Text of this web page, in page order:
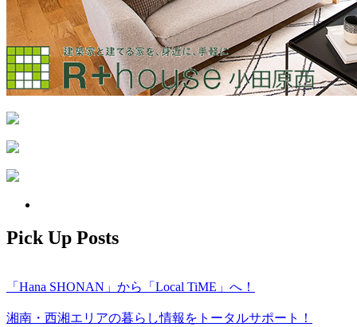
Pick Up Posts
「Hana SHONAN」から「Local TiME」へ！
湘南・西湘エリアの暮らし情報をトータルサポート！